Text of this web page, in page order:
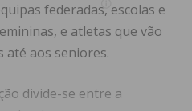
federadas, escolas e
e atletas que vão
até aos seniores.
divide-se entre a